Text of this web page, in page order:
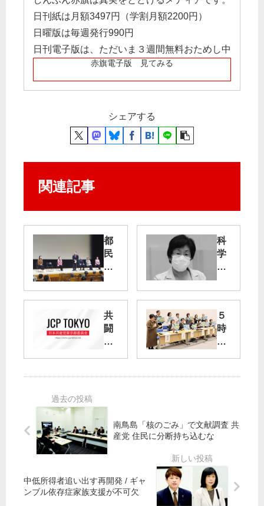
日刊紙は月額3497円（学割月額2200円）
日曜版は毎週発行990円
日刊電子版は、ただいま３週間無料おためし中
赤旗電子版 見てみる
シェアする
関連記事
都
民
の
に
政
取
り
戻
キ
ク
オ
会
科
学
的
知
見
軽
視
改
め
特
崎
都
議
共
闘
の
政
に
黄
信
５
時
間
、
再
試
英
ス
ピ
南鳥島「核のごみ」で文献調査 共
産党 住民に分断持ち込むな
中低所得者追い出す再開発 / ギャ
ンブル依存症家族支援が不可欠